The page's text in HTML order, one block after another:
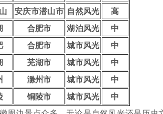
安庆市潜山市 自然风光
高
合肥市 湖泊风光
中
合肥市 城市风光
中
芜湖市 城市风光
中
滁州市 城市风光
中
铜陵市 城市风光
中